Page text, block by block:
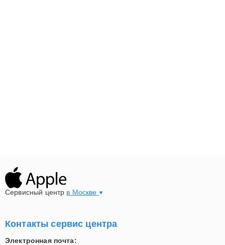
Сервисный центр в Москве
Контакты сервис центра
Электронная почта: